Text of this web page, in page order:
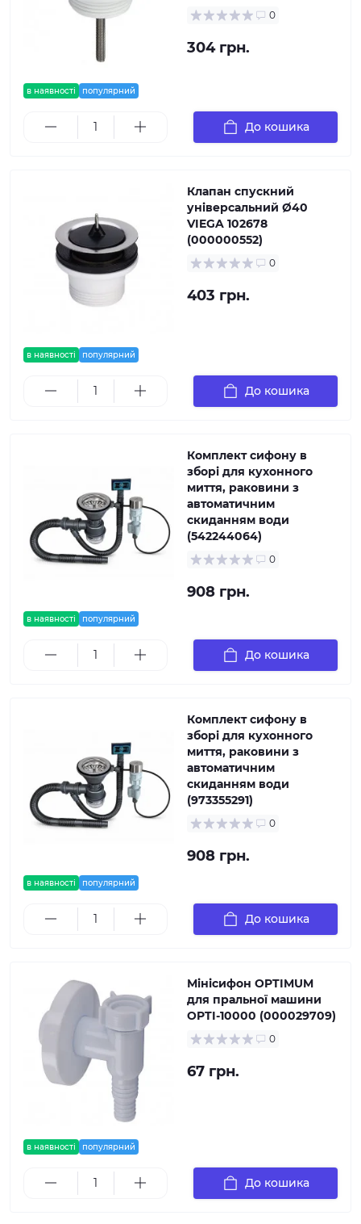
в наявності популярний
0
304 грн.
До кошика
в наявності популярний
Клапан спускний
унiверсальний Ø40
VIEGA 102678
(000000552)
0
403 грн.
До кошика
в наявності популярний
Комплект сифону в
зборі для кухонного
миття, раковини з
автоматичним
скиданням води
(542244064)
0
908 грн.
До кошика
в наявності популярний
Комплект сифону в
зборі для кухонного
миття, раковини з
автоматичним
скиданням води
(973355291)
0
908 грн.
До кошика
в наявності популярний
Мінісифон OPTIMUM
для пральної машини
OPTI-10000 (000029709)
0
67 грн.
До кошика